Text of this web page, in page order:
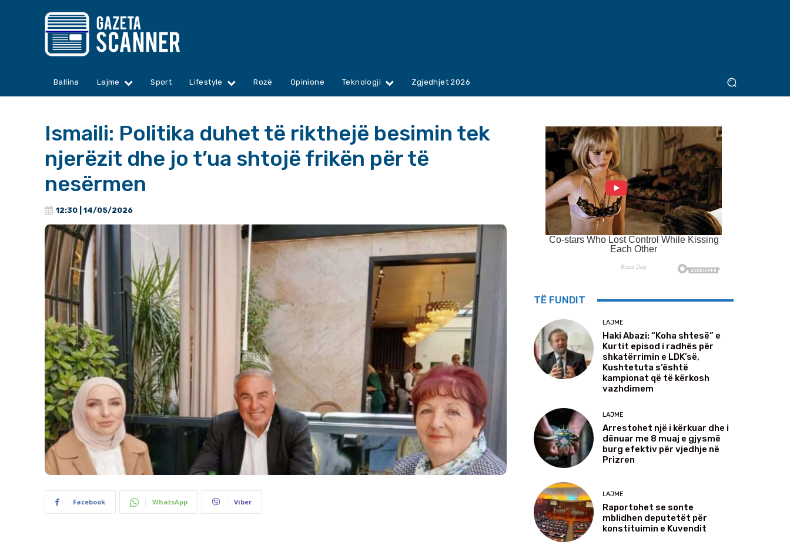
Ballina Lajme Sport Lifestyle Rozë Opinione Teknologji Zgjedhjet 2026
Ismaili: Politika duhet të rikthejë besimin tek
njerëzit dhe jo t’ua shtojë frikën për të
nesërmen
12:30 | 14/05/2026
Facebook WhatsApp Viber
TË FUNDIT
LAJME
Haki Abazi: “Koha shtesë” e
Kurtit episod i radhës për
shkatërrimin e LDK’së,
Kushtetuta s’është
kampionat që të kërkosh
vazhdimem
LAJME
Arrestohet një i kërkuar dhe i
dënuar me 8 muaj e gjysmë
burg efektiv për vjedhje në
Prizren
LAJME
Raportohet se sonte
mblidhen deputetët për
konstituimin e Kuvendit